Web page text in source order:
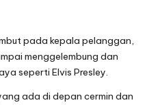
pada kepala pelanggan,
menggelembung dan
seperti Elvis Presley.
ada di depan cermin dan